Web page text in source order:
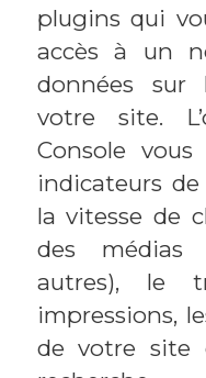
plugins qui
accès à un
données sur
votre site.
Console vous
indicateurs
la vitesse de
des médias
autres), le
impressions,
de votre site